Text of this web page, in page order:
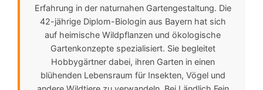
Erfahrung in der naturnahen Gartengestaltung. Die
42-jährige Diplom-Biologin aus Bayern hat sich
auf heimische Wildpflanzen und ökologische
Gartenkonzepte spezialisiert. Sie begleitet
Hobbygärtner dabei, ihren Garten in einen
blühenden Lebensraum für Insekten, Vögel und